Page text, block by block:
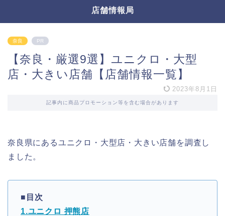
店舗情報局
奈良 PR
【奈良・厳選9選】ユニクロ・大型
店・大きい店舗【店舗情報一覧】
2023年8月1日
記事内に商品プロモーション等を含む場合があります
奈良県にあるユニクロ・大型店・大きい店舗を調査し
ました。
■目次
1.ユニクロ 押熊店